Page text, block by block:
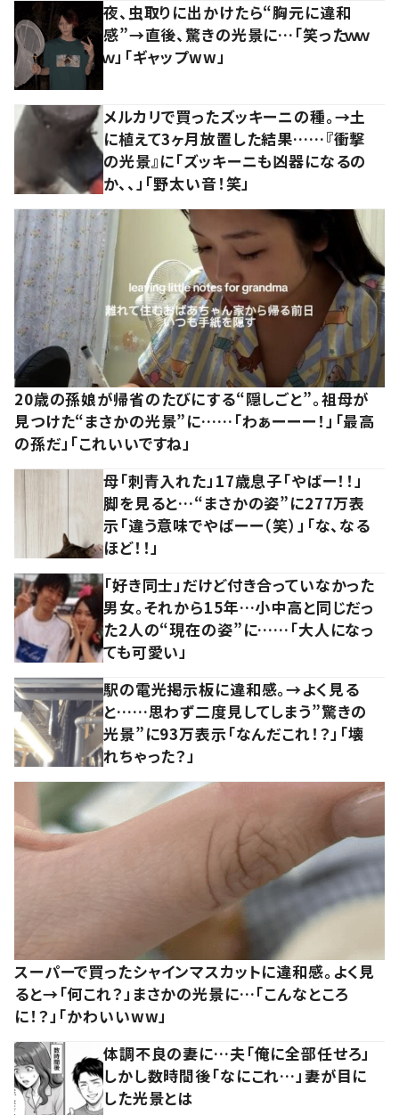
夜、虫取りに出かけたら“胸元に違和
感”→直後、驚きの光景に…「笑ったｗｗ
ｗ」「ギャップww」
メルカリで買ったズッキーニの種。→土
に植えて3ヶ月放置した結果……『衝撃
の光景』に「ズッキーニも凶器になるの
か、、」「野太い音！笑」
20歳の孫娘が帰省のたびにする“隠しごと”。祖母が
見つけた“まさかの光景”に……「わぁーーー！」「最高
の孫だ」「これいいですね」
母「刺青入れた」17歳息子「やばー！！」
脚を見ると…“まさかの姿”に277万表
示「違う意味でやばーー（笑）」「な、なる
ほど！！」
「好き同士」だけど付き合っていなかった
男女。それから15年…小中高と同じだっ
た2人の“現在の姿”に……「大人になっ
ても可愛い」
駅の電光掲示板に違和感。→よく見る
と……思わず二度見してしまう”驚きの
光景”に93万表示「なんだこれ！？」「壊
れちゃった？」
スーパーで買ったシャインマスカットに違和感。よく見
ると→「何これ？」まさかの光景に…「こんなところ
に！？」「かわいいww」
体調不良の妻に…夫「俺に全部任せろ」
しかし数時間後「なにこれ…」妻が目に
した光景とは